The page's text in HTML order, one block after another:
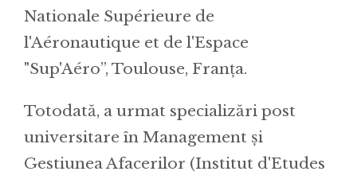
Nationale Supérieure de
l'Aéronautique et de l'Espace
"Sup'Aéro”, Toulouse, Franța.
Totodată, a urmat specializări post
universitare în Management și
Gestiunea Afacerilor (Institut d'Etudes